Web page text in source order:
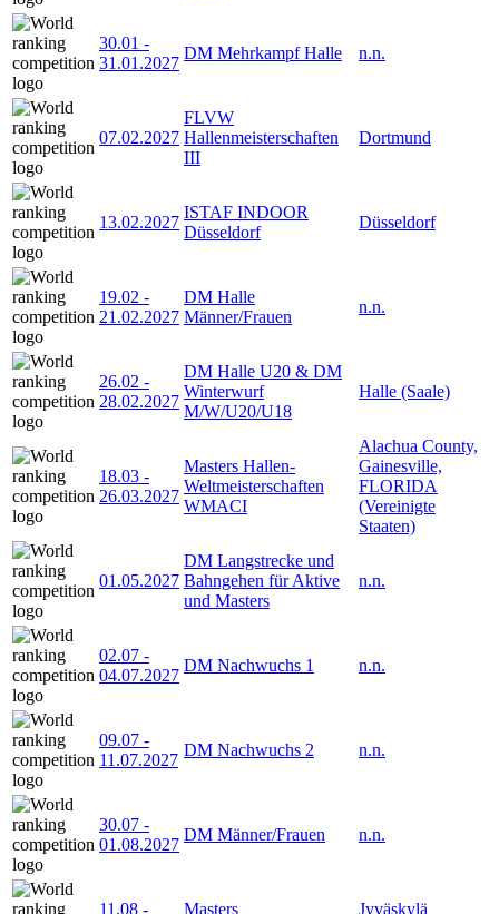
30.01 -
31.01.2027
DM Mehrkampf Halle n.n.
07.02.2027
FLVW
Hallenmeisterschaften
III
Dortmund
13.02.2027
ISTAF INDOOR
Düsseldorf
Düsseldorf
19.02 -
21.02.2027
DM Halle
Männer/Frauen
n.n.
26.02 -
28.02.2027
DM Halle U20 & DM
Winterwurf
M/W/U20/U18
Halle (Saale)
18.03 -
26.03.2027
Masters Hallen-
Weltmeisterschaften
WMACI
Alachua County,
Gainesville,
FLORIDA
(Vereinigte
Staaten)
01.05.2027
DM Langstrecke und
Bahngehen für Aktive
und Masters
n.n.
02.07 -
04.07.2027
DM Nachwuchs 1 n.n.
09.07 -
11.07.2027
DM Nachwuchs 2 n.n.
30.07 -
01.08.2027
DM Männer/Frauen n.n.
11.08 - Masters Jyväskylä